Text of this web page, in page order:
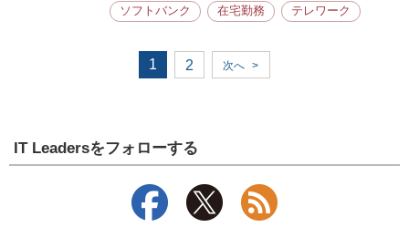
ソフトバンク 在宅勤務 テレワーク
1 2 次へ >
IT Leadersをフォローする